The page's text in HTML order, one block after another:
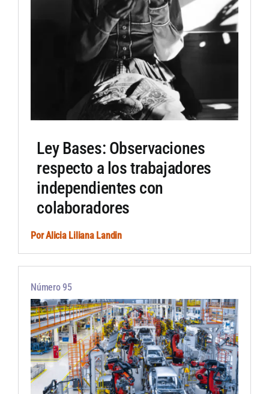
Ley Bases: Observaciones
respecto a los trabajadores
independientes con
colaboradores
PorAlicia Liliana Landin
Número 95